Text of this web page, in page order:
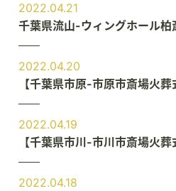
2022.04.21
千葉県流山-ウィングホール柏
2022.04.20
【千葉県市原-市原市斎場火葬
2022.04.19
【千葉県市川-市川市斎場火葬
2022.04.18